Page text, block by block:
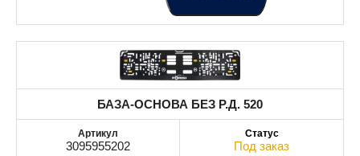
БАЗА-ОСНОВА БЕЗ Р.Д. 520
3095955202 Под заказ